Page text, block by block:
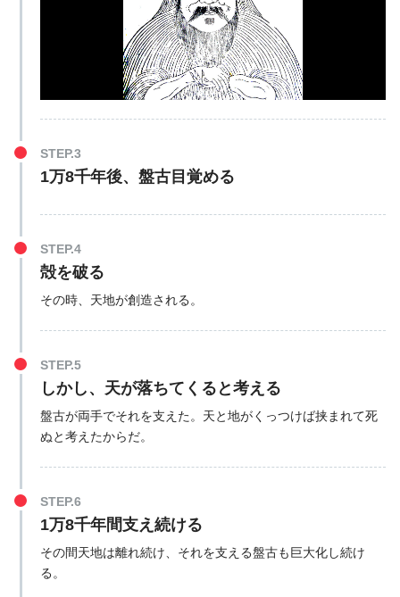
STEP.3
1万8千年後、盤古目覚める
STEP.4
殻を破る
その時、天地が創造される。
STEP.5
しかし、天が落ちてくると考える
盤古が両手でそれを支えた。天と地がくっつけば挟まれて死
ぬと考えたからだ。
STEP.6
1万8千年間支え続ける
その間天地は離れ続け、それを支える盤古も巨大化し続け
る。